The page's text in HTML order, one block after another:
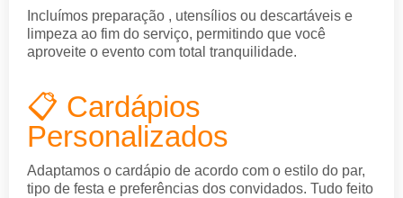
Incluímos preparação , utensílios ou descartáveis e
limpeza ao fim do serviço, permitindo que você
aproveite o evento com total tranquilidade.
📋 Cardápios
Personalizados
Adaptamos o cardápio de acordo com o estilo do par,
tipo de festa e preferências dos convidados. Tudo feito